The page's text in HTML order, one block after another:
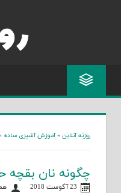
روزنه آنلاین »آموزش آشپزی ساده
چگونه نان بقچه
23 آگوست 2018